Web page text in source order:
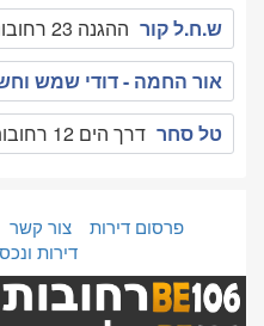
ש.ח.ל קור ההגנה 23 רחובות , 089431542
אור החמה - דודי שמש
טל סחר דרך הים 12 רחובות , 1800-534-700
פרסום דירות צור קשר
דירות